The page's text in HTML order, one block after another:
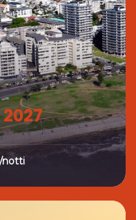
notti